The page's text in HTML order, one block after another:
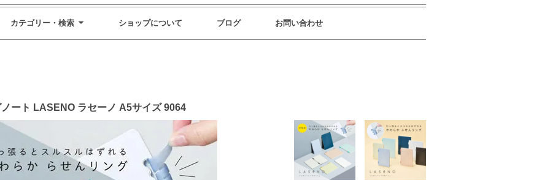
カテゴリー・検索 ショップについて ブログ お問い合わせ
ート LASENO ラセーノ A5サイズ 9064